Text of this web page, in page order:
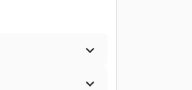

